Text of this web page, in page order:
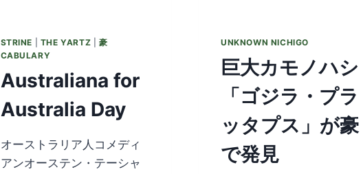
STRINE THE YARTZ |豪
CABULARY
Australiana for
Australia Day
オーストラリア人コメディ
アンオーステン・テーシャ
UNKNOWN NICHIGO
巨大カモノハシ
「ゴジラ・プラ
ッタプス」が豪
で発見